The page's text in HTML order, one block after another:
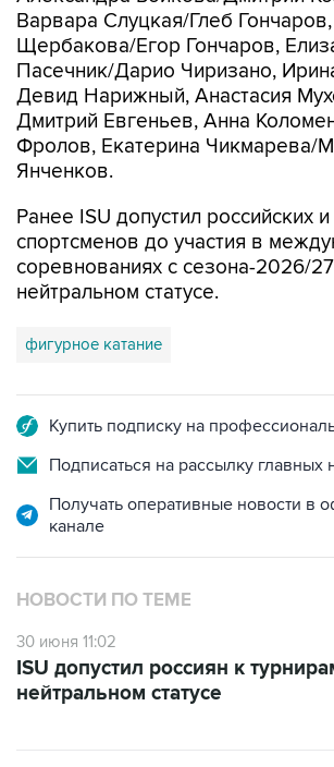
Варвара Слуцкая/Глеб
Щербакова/Егор Гончаров,
Пасечник/Дарио Чиризано,
Девид Нарижный, Анастасия
Дмитрий Евгеньев, Анна
Фролов, Екатерина Чикмарева/
Янченков.
Ранее ISU допустил российских
спортсменов до участия в
соревнованиях с сезона-2026/
нейтральном статусе.
фигурное катание
Купить подписку на
Подписаться на рассылку главных
Получать оперативные новости в
канале
НОВОСТИ ПО ТЕМЕ
30 июня 11:02
ISU допустил россиян к
нейтральном статусе